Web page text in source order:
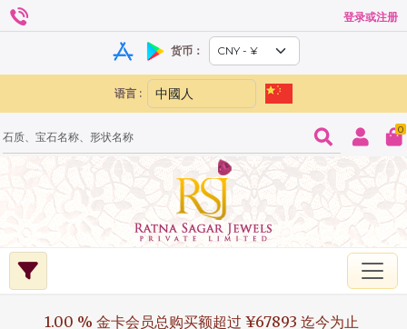
登录或注册
货币：
语言 :
0
1.00 % 金卡会员总购买额超过 ¥67893 迄今为止